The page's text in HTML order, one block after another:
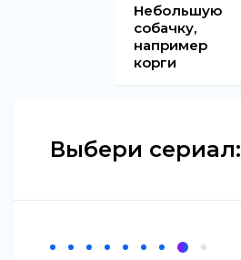
Небольшую
собачку,
например
корги
Выбери сериал: